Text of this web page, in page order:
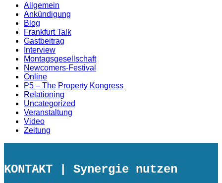
Allgemein
Ankündigung
Blog
Frankfurt Talk
Gastbeitrag
Interview
Montagsgesellschaft
Newcomers-Festival
Online
P5 – The Property Kongress
Relationing
Uncategorized
Veranstaltung
Video
Zeitung
KONTAKT | Synergie nutzen